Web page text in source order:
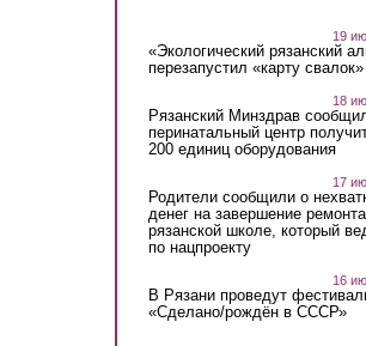
19
«Экологический рязанский
перезапустил «карту свалок»
18
Рязанский Минздрав
перинатальный центр
200 единиц оборудования
17
Родители сообщили о
денег на завершение
рязанской школе, который
по нацпроекту
16
В Рязани проведут
«Сделано/рождён в СССР»